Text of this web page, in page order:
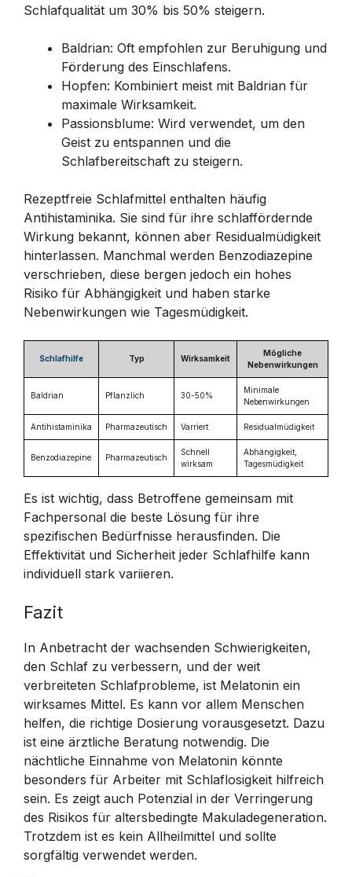
Schlafqualität um 30% bis 50% steigern.
Baldrian: Oft empfohlen zur Beruhigung und
Förderung des Einschlafens.
Hopfen: Kombiniert meist mit Baldrian für
maximale Wirksamkeit.
Passionsblume: Wird verwendet, um den
Geist zu entspannen und die
Schlafbereitschaft zu steigern.
Rezeptfreie Schlafmittel enthalten häufig
Antihistaminika. Sie sind für ihre schlaffördernde
Wirkung bekannt, können aber Residualmüdigkeit
hinterlassen. Manchmal werden Benzodiazepine
verschrieben, diese bergen jedoch ein hohes
Risiko für Abhängigkeit und haben starke
Nebenwirkungen wie Tagesmüdigkeit.
Schlafhilfe Typ Wirksamkeit
Mögliche
Nebenwirkungen
Baldrian Pflanzlich 30-50%
Minimale
Nebenwirkungen
Antihistaminika Pharmazeutisch Varriert Residualmüdigkeit
Benzodiazepine Pharmazeutisch
Schnell
wirksam
Abhängigkeit,
Tagesmüdigkeit
Es ist wichtig, dass Betroffene gemeinsam mit
Fachpersonal die beste Lösung für ihre
spezifischen Bedürfnisse herausfinden. Die
Effektivität und Sicherheit jeder Schlafhilfe kann
individuell stark variieren.
Fazit
In Anbetracht der wachsenden Schwierigkeiten,
den Schlaf zu verbessern, und der weit
verbreiteten Schlafprobleme, ist Melatonin ein
wirksames Mittel. Es kann vor allem Menschen
helfen, die richtige Dosierung vorausgesetzt. Dazu
ist eine ärztliche Beratung notwendig. Die
nächtliche Einnahme von Melatonin könnte
besonders für Arbeiter mit Schlaflosigkeit hilfreich
sein. Es zeigt auch Potenzial in der Verringerung
des Risikos für altersbedingte Makuladegeneration.
Trotzdem ist es kein Allheilmittel und sollte
sorgfältig verwendet werden.